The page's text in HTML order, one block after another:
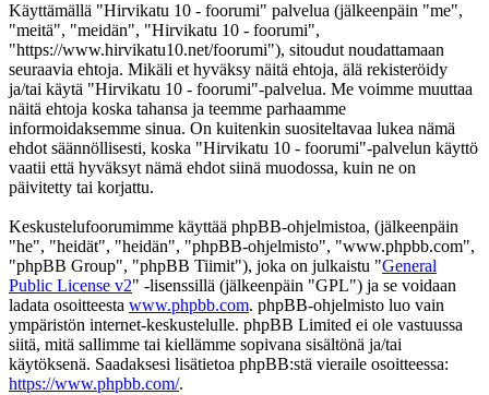
Käyttämällä "Hirvikatu 10 - foorumi" palvelua (jälkeenpäin "me",
"meitä", "meidän", "Hirvikatu 10 - foorumi",
"https://www.hirvikatu10.net/foorumi"), sitoudut noudattamaan
seuraavia ehtoja. Mikäli et hyväksy näitä ehtoja, älä rekisteröidy
ja/tai käytä "Hirvikatu 10 - foorumi"-palvelua. Me voimme muuttaa
näitä ehtoja koska tahansa ja teemme parhaamme
informoidaksemme sinua. On kuitenkin suositeltavaa lukea nämä
ehdot säännöllisesti, koska "Hirvikatu 10 - foorumi"-palvelun käyttö
vaatii että hyväksyt nämä ehdot siinä muodossa, kuin ne on
päivitetty tai korjattu.
Keskustelufoorumimme käyttää phpBB-ohjelmistoa, (jälkeenpäin
"he", "heidät", "heidän", "phpBB-ohjelmisto", "www.phpbb.com",
"phpBB Group", "phpBB Tiimit"), joka on julkaistu "General
Public License v2" -lisenssillä (jälkeenpäin "GPL") ja se voidaan
ladata osoitteesta www.phpbb.com. phpBB-ohjelmisto luo vain
ympäristön internet-keskustelulle. phpBB Limited ei ole vastuussa
siitä, mitä sallimme tai kiellämme sopivana sisältönä ja/tai
käytöksenä. Saadaksesi lisätietoa phpBB:stä vieraile osoitteessa:
https://www.phpbb.com/.